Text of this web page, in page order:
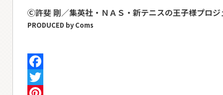
Ⓒ許斐 剛／集英社・ＮＡＳ・新テニスの王子様プロジ
PRODUCED by Coms
Facebook
Twitter